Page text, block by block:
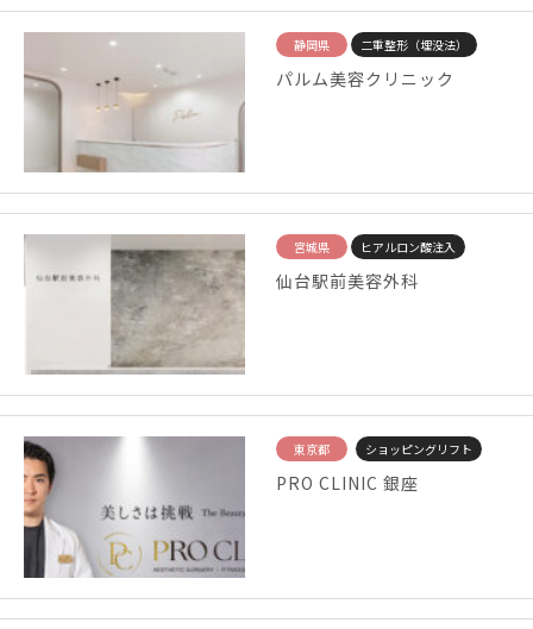
静岡県 二重整形（埋没法）
パルム美容クリニック
宮城県 ヒアルロン酸注入
仙台駅前美容外科
東京都 ショッピングリフト
PRO CLINIC 銀座